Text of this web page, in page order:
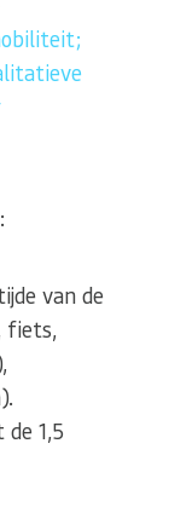
van de
fiets,
1,5